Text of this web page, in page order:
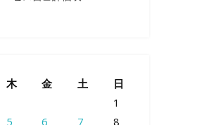
木 金 土
日
1
5 6 7
8